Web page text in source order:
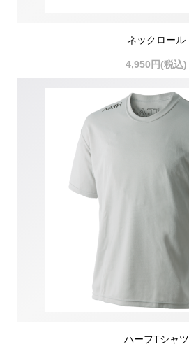
ネックロール
4,950円(税込)
ハーフTシャツ